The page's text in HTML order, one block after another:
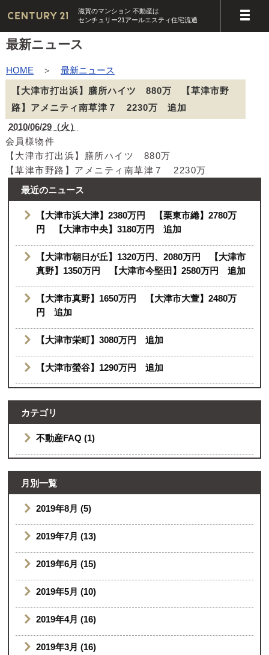
滋賀のマンション 不動産は
センチュリー21アールエスティ住宅流通
最新ニュース
HOME ＞ 最新ニュース
【大津市打出浜】膳所ハイツ 880万 【草津市野
路】アメニティ南草津７ 2230万 追加
2010/06/29（火）
会員様物件
【大津市打出浜】膳所ハイツ 880万
【草津市野路】アメニティ南草津７ 2230万
最近のニュース
【大津市浜大津】2380万円 【栗東市綣】2780万
円 【大津市中央】3180万円 追加
【大津市朝日が丘】1320万円、2080万円 【大津市
真野】1350万円 【大津市今堅田】2580万円 追加
【大津市真野】1650万円 【大津市大萱】2480万
円 追加
【大津市栄町】3080万円 追加
【大津市螢谷】1290万円 追加
カテゴリ
不動産FAQ (1)
月別一覧
2019年8月 (5)
2019年7月 (13)
2019年6月 (15)
2019年5月 (10)
2019年4月 (16)
2019年3月 (16)